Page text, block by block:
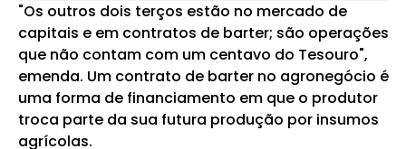
"Os outros dois terços estão no mercado de
capitais e em contratos de barter; são operações
que não contam com um centavo do Tesouro",
emenda. Um contrato de barter no agronegócio é
uma forma de financiamento em que o produtor
troca parte da sua futura produção por insumos
agrícolas.